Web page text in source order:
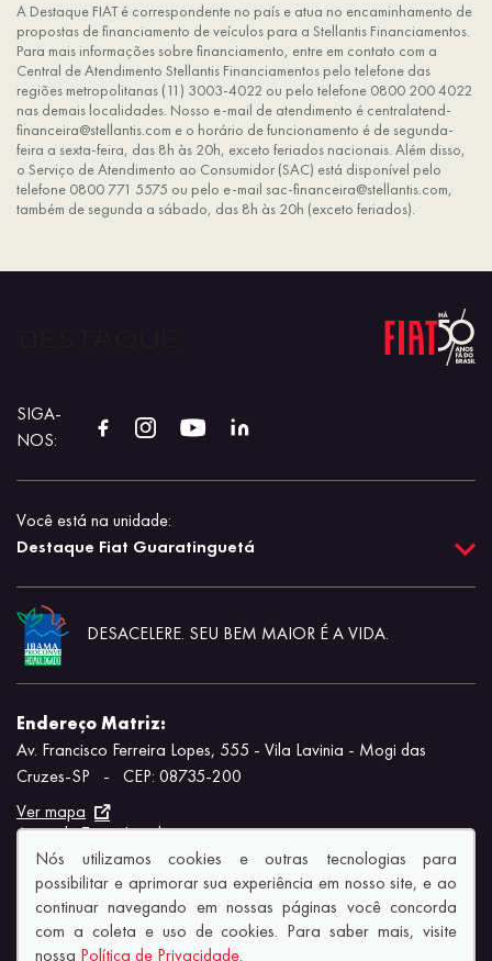
A Destaque FIAT é correspondente no país e atua no encaminhamento de
propostas de financiamento de veículos para a Stellantis Financiamentos.
Para mais informações sobre financiamento, entre em contato com a
Central de Atendimento Stellantis Financiamentos pelo telefone das
regiões metropolitanas (11) 3003-4022 ou pelo telefone 0800 200 4022
nas demais localidades. Nosso e-mail de atendimento é centralatend-
financeira@stellantis.com e o horário de funcionamento é de segunda-
feira a sexta-feira, das 8h às 20h, exceto feriados nacionais. Além disso,
o Serviço de Atendimento ao Consumidor (SAC) está disponível pelo
telefone 0800 771 5575 ou pelo e-mail sac-financeira@stellantis.com,
também de segunda a sábado, das 8h às 20h (exceto feriados).
SIGA-
NOS:
Você está na unidade:
Destaque Fiat Guaratinguetá
DESACELERE. SEU BEM MAIOR É A VIDA.
Endereço Matriz:
Av. Francisco Ferreira Lopes, 555 - Vila Lavinia - Mogi das
Cruzes-SP
-
CEP: 08735-200
Ver mapa
Aviso de Texto Legal
Nós utilizamos cookies e outras tecnologias para
possibilitar e aprimorar sua experiência em nosso site, e ao
continuar navegando em nossas páginas você concorda
com a coleta e uso de cookies. Para saber mais, visite
nossa Política de Privacidade.